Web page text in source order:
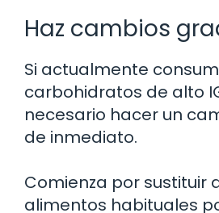
Haz cambios
Si actualmente
carbohidratos de alto
necesario hacer un
de inmediato.
Comienza por sustituir
alimentos habituales